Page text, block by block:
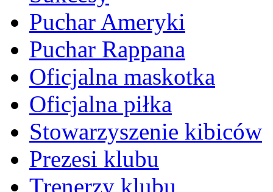
Puchar Ameryki
Puchar Rappana
Oficjalna maskotka
Oficjalna piłka
Stowarzyszenie kibiców
Prezesi klubu
Trenerzy klubu